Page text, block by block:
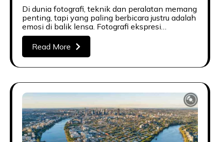
Di dunia fotografi, teknik dan peralatan memang
penting, tapi yang paling berbicara justru adalah
emosi di balik lensa. Fotografi ekspresi…
Read More